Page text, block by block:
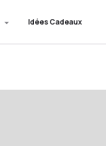
Idées Cadeaux